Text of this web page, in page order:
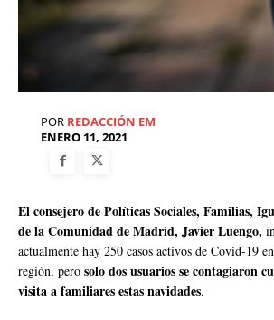
POR REDACCIÓN EM
ENERO 11, 2021
El consejero de Políticas Sociales, Familias,
de la Comunidad de Madrid, Javier Luengo,
actualmente hay 250 casos activos de Covid-19
región, pero solo dos usuarios se contagiaron
visita a familiares estas navidades.